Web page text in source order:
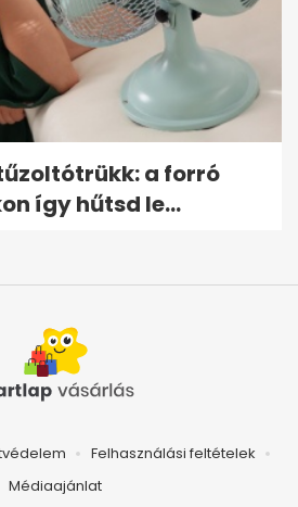
a forró
így hűtsd le...
Felhasználási feltételek
Médiaajánlat